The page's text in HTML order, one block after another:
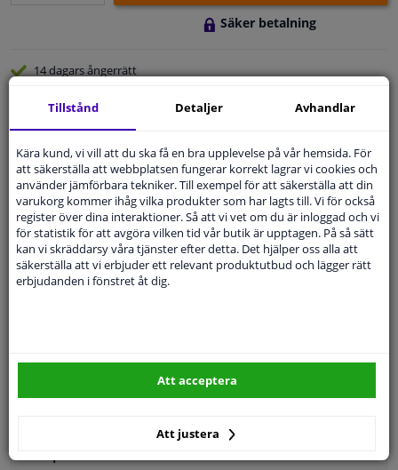
Säker betalning
14 dagarsångerrätt
Expert Kundservice
Kundservice: Inte Tillgänglig Via Telefon
Ställ din fråga hos våra produktspecialister.
Frågor Och Svar
SÖK
Tillstånd Detaljer Avhandlar
Kära kund, vi vill att du ska få en bra upplevelse på vår hemsida. För
att säkerställa att webbplatsen fungerar korrekt lagrar vi cookies och
använder jämförbara tekniker. Till exempel för att säkerställa att din
varukorg kommer ihåg vilka produkter som har lagts till. Vi för också
register över dina interaktioner. Så att vi vet om du är inloggad och vi
för statistik för att avgöra vilken tid vår butik är upptagen. På så sätt
kan vi skräddarsy våra tjänster efter detta. Det hjälper oss alla att
säkerställa att vi erbjuder ett relevant produktutbud och lägger rätt
erbjudanden i fönstret åt dig.
Att justera
Att acceptera